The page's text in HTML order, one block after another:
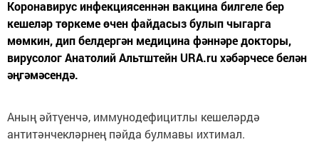
Коронавирус инфекциясеннән вакцина билгеле бер
кешеләр төркеме өчен файдасыз булып чыгарга
мөмкин, дип белдергән медицина фәннәре докторы,
вирусолог Анатолий Альтштейн URA.ru хәбәрчесе белән
әңгәмәсендә.
Аның әйтүенчә, иммунодефицитлы кешеләрдә
антитәнчекләрнең пәйда булмавы ихтимал.